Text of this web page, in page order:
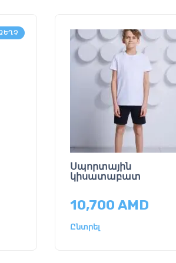
Սպորտային
կիսատաբատ
10,700 AMD
Ընտրել